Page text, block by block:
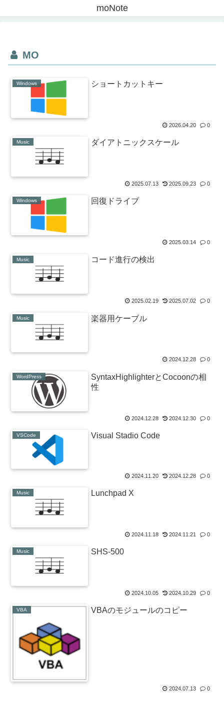
moNote
MO
Windows ショートカットキー
2026.04.20 0
Music ダイアトニックスケール
2025.07.13 2025.09.23 0
Windows 回復ドライブ
2025.03.14 0
Music コード進行の検出
2025.02.19 2025.07.02 0
Music 楽器用ケーブル
2024.12.28 0
WordPress
SyntaxHighlighterとCocoonの相
性
2024.12.28 2024.12.30 0
VSCode Visual Stadio Code
2024.11.20 2024.12.28 0
Music Lunchpad X
2024.11.18 2024.11.21 0
Music SHS-500
2024.10.05 2024.10.29 0
VBA VBAのモジュールのコピー
2024.07.13 0